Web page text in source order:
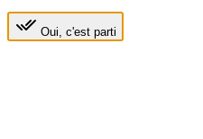
Oui, c'est parti